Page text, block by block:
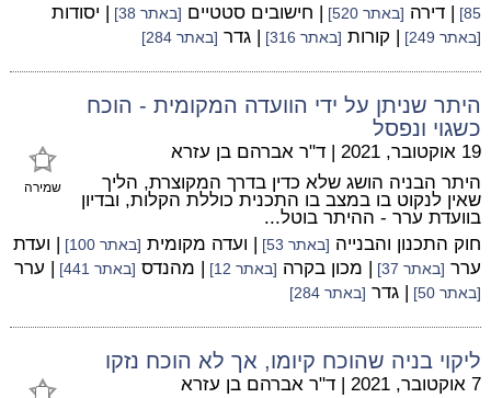
85]
| דירה [באתר 520] | חישובים סטטיים [באתר 38] | יסודות
[באתר 249] | קורות [באתר 316] | גדר [באתר 284]
היתר שניתן על ידי הוועדה המקומית - הוכח
כשגוי ונפסל
שמירה
19 אוקטובר, 2021 | ד"ר אברהם בן עזרא
היתר הבניה הושג שלא כדין בדרך המקוצרת, הליך
שאין לנקוט בו במצב בו התכנית כוללת הקלות, ובדיון
בוועדת ערר - ההיתר בוטל...
חוק התכנון והבנייה [באתר 53] | ועדה מקומית [באתר 100]
| ועדת
ערר [באתר 37] | מכון בקרה [באתר 12] | מהנדס [באתר 441] | ערר
[באתר 50] | גדר [באתר 284]
ליקוי בניה שהוכח קיומו, אך לא הוכח נזקו
7 אוקטובר, 2021 | ד"ר אברהם בן עזרא